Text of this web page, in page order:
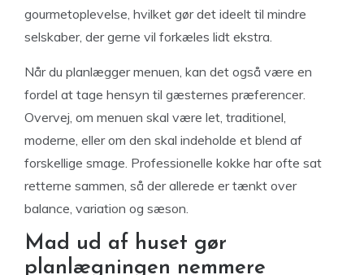
gourmetoplevelse, hvilket gør det ideelt til mindre
selskaber, der gerne vil forkæles lidt ekstra.
Når du planlægger menuen, kan det også være en
fordel at tage hensyn til gæsternes præferencer.
Overvej, om menuen skal være let, traditionel,
moderne, eller om den skal indeholde et blend af
forskellige smage. Professionelle kokke har ofte sat
retterne sammen, så der allerede er tænkt over
balance, variation og sæson.
Mad ud af huset gør
planlægningen nemmere